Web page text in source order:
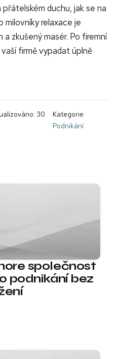
duchu, jak se na
milovníky relaxace je
zkušený masér. Po firemní
firmě vypadat úplně
30.
Kategorie:
Podnikání
společnost
podnikání bez